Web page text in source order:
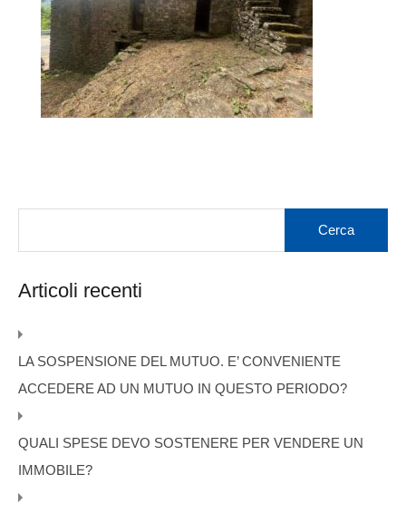
Articoli recenti
LA SOSPENSIONE DEL MUTUO. E’ CONVENIENTE
ACCEDERE AD UN MUTUO IN QUESTO PERIODO?
QUALI SPESE DEVO SOSTENERE PER VENDERE UN
IMMOBILE?